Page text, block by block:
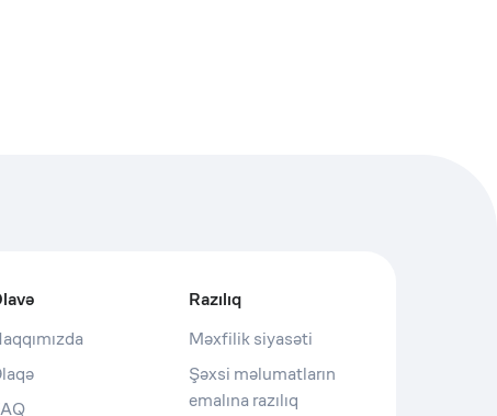
Razılıq
Məxfilik siyasəti
Şəxsi məlumatların
emalına razılıq